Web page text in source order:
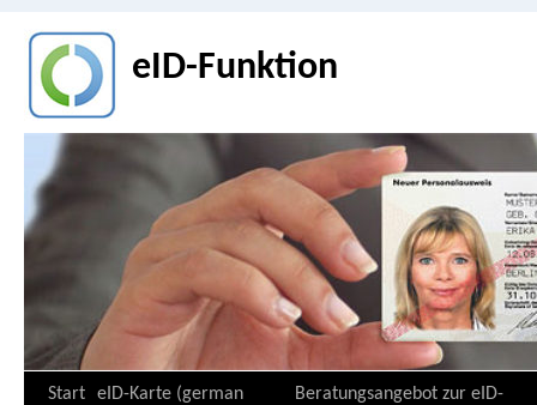
eID-Funktion
Zum
Start eID-Karte (german Beratungsangebot zur eID-